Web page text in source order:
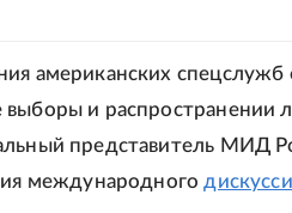
американских спецслужб
выборы и распространении
представитель МИД
международного